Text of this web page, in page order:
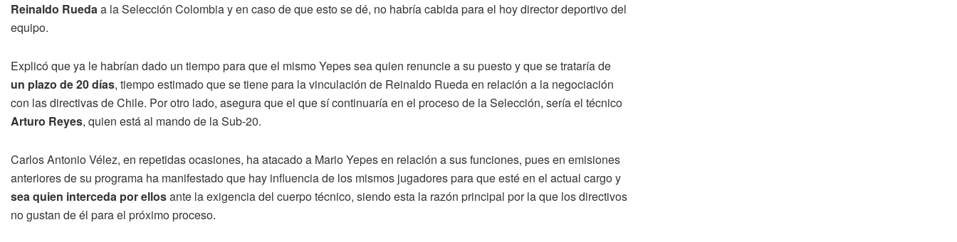
Reinaldo Ruedaa la Selección Colombia y en caso de que esto se dé, no habría cabida para el hoy director deportivo del
equipo.
Explicó que ya le habrían dado un tiempo para que el mismo Yepes sea quien renuncie a su puesto y que se trataría de
un plazo de 20 días, tiempo estimado que se tiene para la vinculación de Reinaldo Rueda en relación a la negociación
con las directivas de Chile. Por otro lado, asegura que el que sí continuaría en el proceso de la Selección, sería el técnico
Arturo Reyes, quien está al mando de la Sub-20.
Carlos Antonio Vélez, en repetidas ocasiones, ha atacado a Mario Yepes en relación a sus funciones, pues en emisiones
anteriores de su programa ha manifestado que hay influencia de los mismos jugadores para que esté en el actual cargo y
sea quien interceda por ellosante la exigencia del cuerpo técnico, siendo esta la razón principal por la que los directivos
no gustan de él para el próximo proceso.